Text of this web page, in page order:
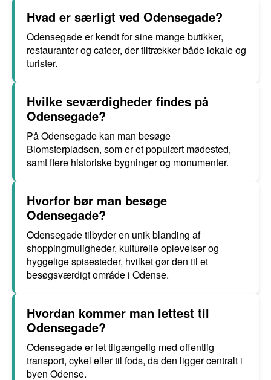
Hvad er særligt ved Odensegade?
Odensegade er kendt for sine mange butikker,
restauranter og cafeer, der tiltrækker både lokale og
turister.
Hvilke seværdigheder findes på
Odensegade?
På Odensegade kan man besøge
Blomsterpladsen, som er et populært mødested,
samt flere historiske bygninger og monumenter.
Hvorfor bør man besøge
Odensegade?
Odensegade tilbyder en unik blanding af
shoppingmuligheder, kulturelle oplevelser og
hyggelige spisesteder, hvilket gør den til et
besøgsværdigt område i Odense.
Hvordan kommer man lettest til
Odensegade?
Odensegade er let tilgængelig med offentlig
transport, cykel eller til fods, da den ligger centralt i
byen Odense.